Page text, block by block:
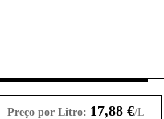
Preço por Litro: 17,88€/L